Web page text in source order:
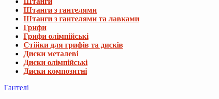
Штанги з гантелями
Штанги з гантелями та лавками
Грифи
Грифи олімпійські
Стійки для грифів та дисків
Диски металеві
Диски олімпійські
Диски композитні
Гантелі